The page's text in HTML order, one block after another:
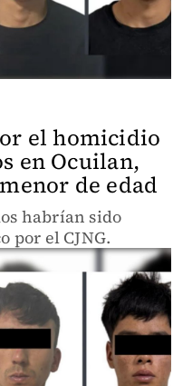
el homicidio
en Ocuilan,
de edad
habrían sido
por el CJNG.